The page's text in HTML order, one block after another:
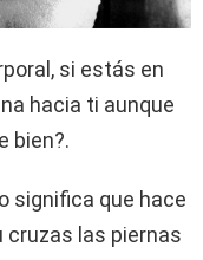
si estás en
hacia ti aunque
bien?.
significa que hace
cruzas las piernas